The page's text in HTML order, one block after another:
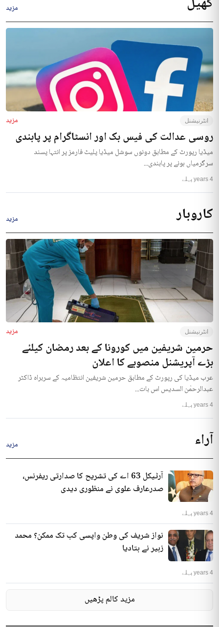
مزید
انٹرنیشنل مزید
روسی عدالت کی فیس بک اور انسٹاگرام پر پابندی
میڈیا رپورٹ کے مطابق دونوں سوشل میڈیا پلیٹ فارمز پر انتہا پسند
سرگرمیاں ہونے پر پابندی...
4 years پہلے
کاروبار مزید
انٹرنیشنل مزید
حرمین شریفین میں کورونا کے بعد رمضان کیلئے
بڑے آپریشنل منصوبے کا اعلان
عرب میڈیا کی رپورٹ کے مطابق حرمین شریفین انتظامیہ کے سربراہ ڈاکٹر
عبدالرحمٰن السدیس اس بات...
4 years پہلے
آراء مزید
آرٹیکل 63 اے کی تشریح کا صدارتی ریفرنس،
صدرعارف علوی نے منظوری دیدی
4 years پہلے
نواز شریف کی وطن واپسی کب تک ممکن؟ محمد
زبیر نے بتادیا
4 years پہلے
مزید کالم پڑھیں